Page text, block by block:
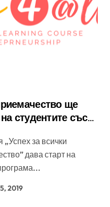
ще
студентите със
дава старт на
2019